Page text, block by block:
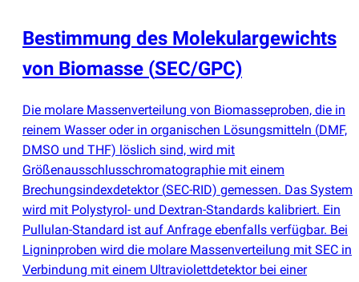
Bestimmung des Molekulargewichts
von Biomasse (SEC/GPC)
Die molare Massenverteilung von Biomasseproben, die in
reinem Wasser oder in organischen Lösungsmitteln (DMF,
DMSO und THF) löslich sind, wird mit
Größenausschlusschromatographie mit einem
Brechungsindexdetektor (SEC-RID) gemessen. Das System
wird mit Polystyrol- und Dextran-Standards kalibriert. Ein
Pullulan-Standard ist auf Anfrage ebenfalls verfügbar. Bei
Ligninproben wird die molare Massenverteilung mit SEC in
Verbindung mit einem Ultraviolettdetektor bei einer